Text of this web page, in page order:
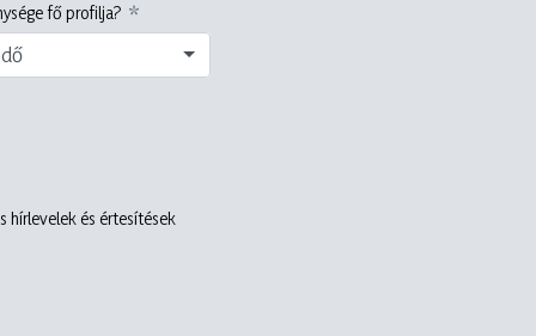
fő profilja?
hírlevelek és értesítések